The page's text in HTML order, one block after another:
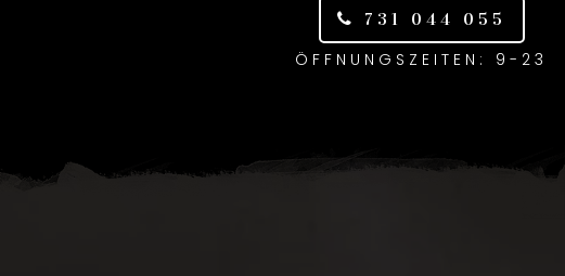
731 044 055
ÖFFNUNGSZEITEN: 9-23